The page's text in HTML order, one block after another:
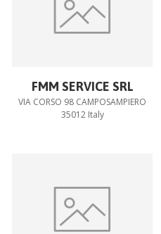
FMM SERVICE SRL
VIA CORSO 98 CAMPOSAMPIERO
35012 Italy